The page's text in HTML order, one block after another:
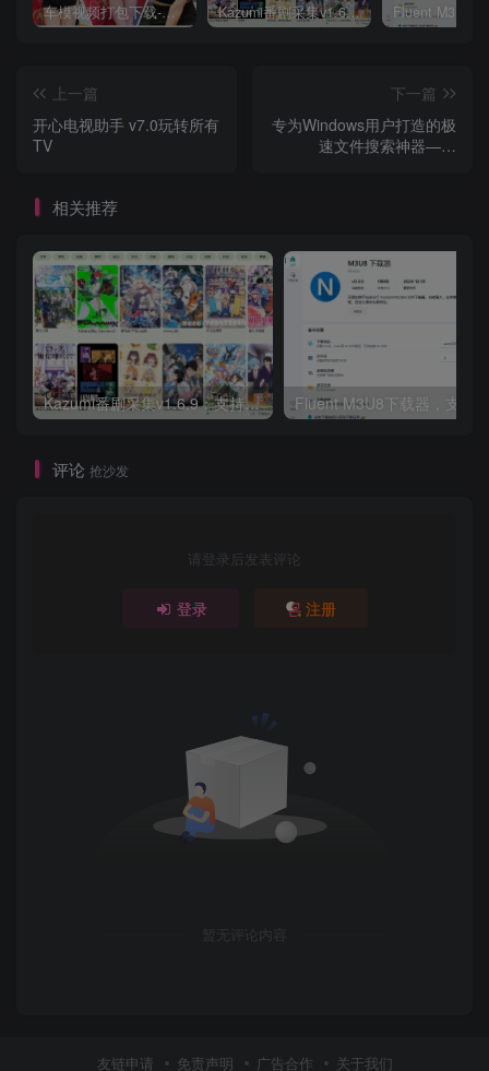
车模视频打包下载-高清无水印版 Kazumi番剧采集v1.6.9：支持自定义规则+在线观看+弹幕，跨平台下载
上一篇
开心电视助手 v7.0玩转所有
TV
下一篇
专为Windows用户打造的极
速文件搜索神器——
相关推荐
Kazumi番剧采集v1.6.9：支持自定义规则+在线观看+弹幕，跨平台下载 Fluent M3U8下载器，支持
评论 抢沙发
请登录后发表评论
登录 注册
暂无评论内容
友链申请 免责声明 广告合作 关于我们